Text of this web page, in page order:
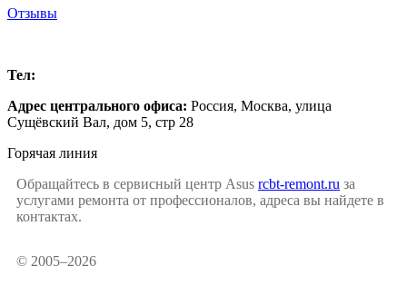
Отзывы
Тел:
Адрес центрального офиса: Россия, Москва, улица
Сущёвский Вал, дом 5, стр 28
Горячая линия
Обращайтесь в сервисный центр Asus rcbt-remont.ru за
услугами ремонта от профессионалов, адреса вы найдете в
контактах.
© 2005–2026